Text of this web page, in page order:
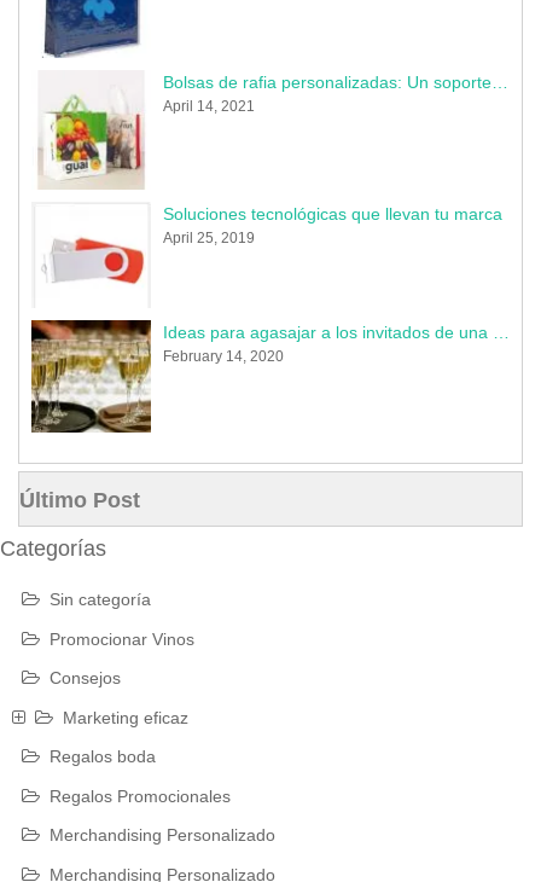
April 14, 2021
Soluciones tecnológicas que llevan tu marca
April 25, 2019
February 14, 2020
Último Post
Categorías
Sin categoría
Promocionar Vinos
Consejos
Marketing eficaz
Regalos boda
Regalos Promocionales
Merchandising Personalizado
Merchandising Personalizado